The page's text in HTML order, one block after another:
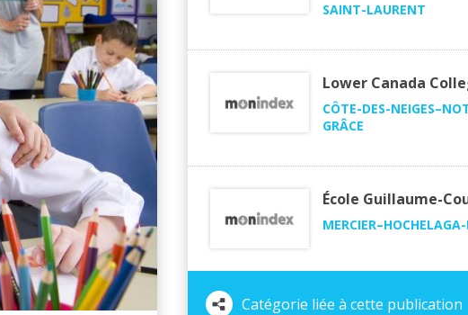
SAINT-LAURENT
Lower Canada
CÔTE-DES-
GRÂCE
École Guillaume-
Catégorie liée à cette publication